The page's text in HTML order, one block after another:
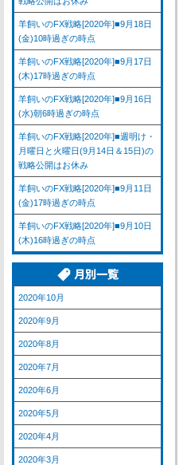
羊飼いのFX戦略[2020年]■9月18日
(金)10時過ぎの時点
羊飼いのFX戦略[2020年]■9月17日
(木)17時過ぎの時点
羊飼いのFX戦略[2020年]■9月16日
(水)朝6時過ぎの時点
羊飼いのFX戦略[2020年]■週明け・
月曜日と火曜日(9月14日＆15日)の
戦略公開はお休み
羊飼いのFX戦略[2020年]■9月11日
(金)17時過ぎの時点
羊飼いのFX戦略[2020年]■9月10日
(木)16時過ぎの時点
2020年10月
2020年9月
2020年8月
2020年7月
2020年6月
2020年5月
2020年4月
2020年3月